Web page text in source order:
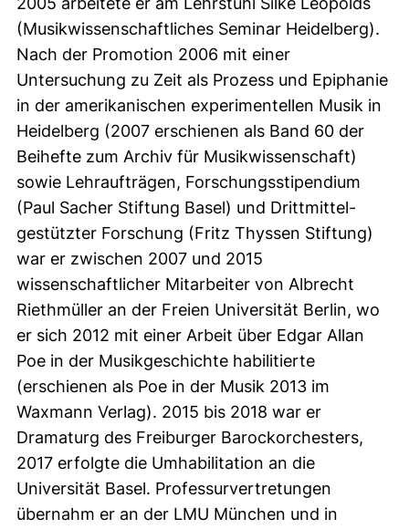
(Musikwissenschaftliches Seminar Heidelberg).
Nach der Promotion 2006 mit einer
Untersuchung zu Zeit als Prozess und Epiphanie
in der amerikanischen experimentellen Musik in
Heidelberg (2007 erschienen als Band 60 der
Beihefte zum Archiv für Musikwissenschaft)
sowie Lehraufträgen, Forschungsstipendium
(Paul Sacher Stiftung Basel) und Drittmittel-
gestützter Forschung (Fritz Thyssen Stiftung)
war er zwischen 2007 und 2015
wissenschaftlicher Mitarbeiter von Albrecht
Riethmüller an der Freien Universität Berlin, wo
er sich 2012 mit einer Arbeit über Edgar Allan
Poe in der Musikgeschichte habilitierte
(erschienen als Poe in der Musik 2013 im
Waxmann Verlag). 2015 bis 2018 war er
Dramaturg des Freiburger Barockorchesters,
2017 erfolgte die Umhabilitation an die
Universität Basel. Professurvertretungen
übernahm er an der LMU München und in